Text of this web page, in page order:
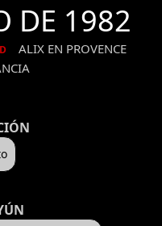
DE 1982
ALIX EN PROVENCE